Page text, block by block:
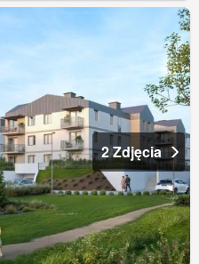
2 Zdjęcia